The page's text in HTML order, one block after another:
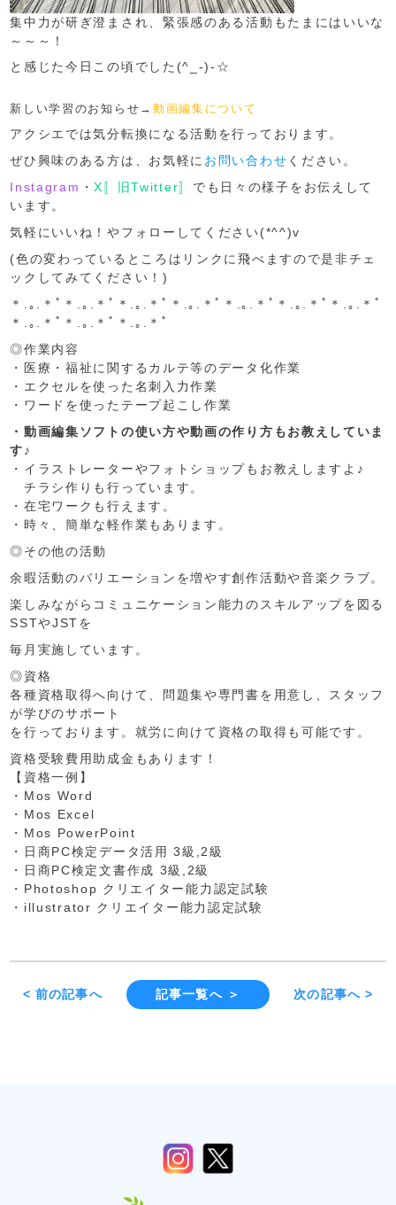
集中力が研ぎ澄まされ、緊張感のある活動もたまにはいいな
～～～！
と感じた今日この頃でした(^_-)-☆
新しい学習のお知らせ→ 動画編集について
アクシエでは気分転換になる活動を行っております。
ぜひ興味のある方は、お気軽に お問い合わせ ください。
Instagram ・X〚旧Twitter〛 でも日々の様子をお伝えして
います。
気軽にいいね！やフォローしてください(*^^)v
(色の変わっているところはリンクに飛べますので是非チェ
ックしてみてください！)
＊.｡.＊ﾟ＊.｡.＊ﾟ＊.｡.＊ﾟ＊.｡.＊ﾟ＊.｡.＊ﾟ＊.｡.＊ﾟ＊.｡.＊ﾟ
＊.｡.＊ﾟ＊.｡.＊ﾟ＊.｡.＊ﾟ
◎作業内容
・医療・福祉に関するカルテ等のデータ化作業
・エクセルを使った名刺入力作業
・ワードを使ったテープ起こし作業
・動画編集ソフトの使い方や動画の作り方もお教えしていま
す♪
・イラストレーターやフォトショップもお教えしますよ♪
チラシ作りも行っています。
・在宅ワークも行えます。
・時々、簡単な軽作業もあります。
◎その他の活動
余暇活動のバリエーションを増やす創作活動や音楽クラブ。
楽しみながらコミュニケーション能力のスキルアップを図る
SSTやJSTを
毎月実施しています。
◎資格
各種資格取得へ向けて、問題集や専門書を用意し、スタッフ
が学びのサポート
を行っております。就労に向けて資格の取得も可能です。
資格受験費用助成金もあります！
【資格一例】
・Mos Word
・Mos Excel
・Mos PowerPoint
・日商PC検定データ活用 3級,2級
・日商PC検定文書作成 3級,2級
・Photoshop クリエイター能力認定試験
・illustrator クリエイター能力認定試験
< 前の記事へ 記事一覧へ ＞ 次の記事へ >